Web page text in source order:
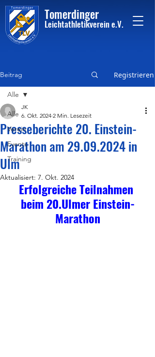
Tomerdinger
Leichtathletikvereine.V.
Beitrag Registrieren
Alle
Verein
Events
Training
Alle
Presseberichte 20. Einstein-
Marathon am 29.09.2024 in
Ulm
JK
6. Okt. 2024 2 Min. Lesezeit
Aktualisiert: 7. Okt. 2024
Erfolgreiche Teilnahmen
beim 20.Ulmer Einstein-
Marathon